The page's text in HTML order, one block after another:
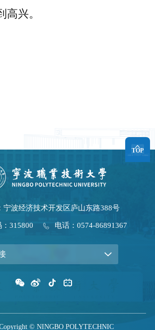
高兴。
TOP
宁波经济技术开发区庐山东路388号
315800 电话：0574-86891367
© NINGBO POLYTECHNIC